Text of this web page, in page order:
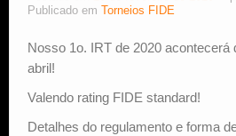
Publicado em
Torneios FIDE
Nosso 1o. IRT de 2020 acontecerá
abril!
Valendo rating FIDE standard!
Detalhes do regulamento e forma